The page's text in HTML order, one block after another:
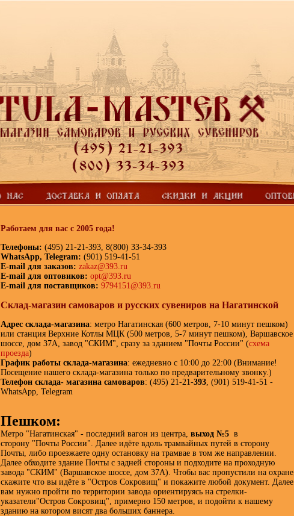
Работаем для вас с 2005 года!
Телефоны: (495) 21-21-393, 8(800) 33-34-393
WhatsApp, Telegram: (901) 519-41-51
E-mail для заказов: zakaz@393.ru
E-mail для оптовиков: opt@393.ru
E-mail для поставщиков: 9794151@393.ru
Склад-магазин самоваров и русских сувениров на Нагатинской
Адрес склада-магазина: метро Нагатинская (600 метров, 7-10 минут пешком)
или станция Верхние Котлы МЦК (500 метров, 5-7 минут пешком), Варшавское
шоссе, дом 37А, завод "СКИМ", сразу за зданием "Почты России" (схема
проезда)
График работы склада-магазина: ежедневно с 10:00 до 22:00 (Внимание!
Посещение нашего склада-магазина только по предварительному звонку. )
Телефон склада- магазина самоваров: (495) 21-21-393 , (901) 519-41-51 -
WhatsApp, Telegram
Пешком:
Метро "Нагатинская" - последний вагон из центра, выход №5 в
сторону "Почты России". Далее идёте вдоль трамвайных путей в сторону
Почты, либо проезжаете одну остановку на трамвае в том же направлении.
Далее обходите здание Почты с задней стороны и подходите на проходную
завода "СКИМ" (Варшавское шоссе, дом 37А). Чтобы вас пропустили на охране,
скажите что вы идёте в "Остров Сокровищ" и покажите любой документ. Далее
вам нужно пройти по территории завода ориентируясь на стрелки-
указатели"Остров Сокровищ", примерно 150 метров, и подойти к нашему
зданию на котором висят два больших баннера.